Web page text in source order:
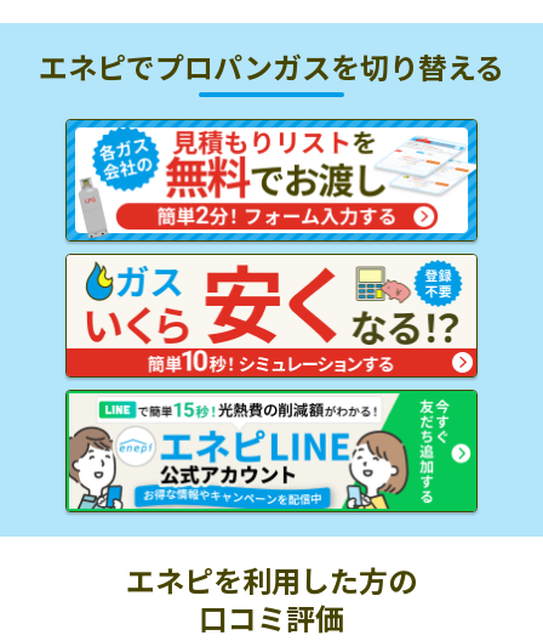
エネピでプロパンガスを切り替える
エネピを利用した方の
口コミ評価